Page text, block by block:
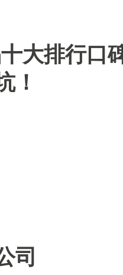
大排行口
！
司